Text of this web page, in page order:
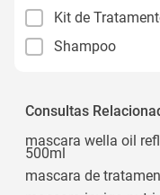
Kit de
Shampoo
Consultas
mascara wella oil
500ml
mascara de